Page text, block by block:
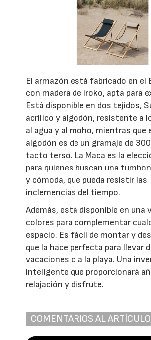
El armazón está fabricado en el
con madera de iroko, apta para
Está disponible en dos tejidos,
acrílico y algodón, resistente a
al agua y al moho, mientras que
algodón es de un gramaje de
tacto terso. La Maca es la
para quienes buscan una
y cómoda, que pueda resistir las
inclemencias del tiempo.
Además, está disponible en una
colores para complementar
espacio. Es fácil de montar y
que la hace perfecta para llevar
vacaciones o a la playa. Una
inteligente que proporcionará
relajación y disfrute.
COMENTARIOS AL